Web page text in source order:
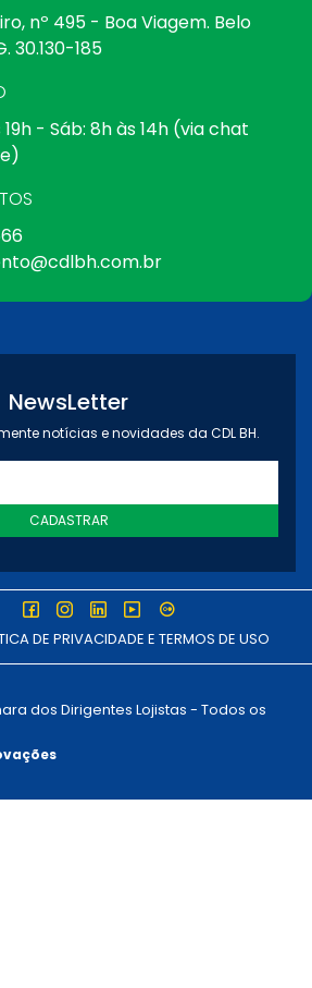
nº 495 - Boa Viagem. Belo
30.130-185
19h - Sáb: 8h às 14h (via chat
NewsLetter
notícias e novidades da CDL BH.
CADASTRAR
DE PRIVACIDADE E TERMOS DE USO
dos Dirigentes Lojistas - Todos os